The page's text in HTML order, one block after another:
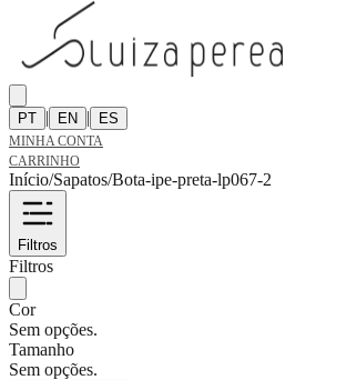
PT | EN | ES
MINHA CONTA
CARRINHO
Início/Sapatos/Bota-ipe-preta-lp067-2
Filtros
Filtros
Cor
Sem opções.
Tamanho
Sem opções.